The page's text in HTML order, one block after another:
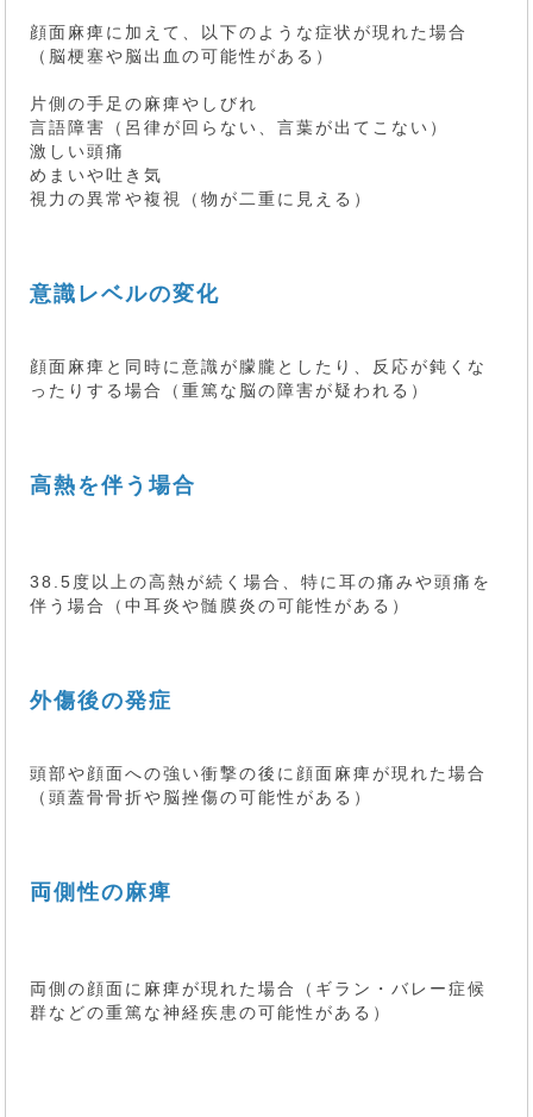
顔面麻痺に加えて、以下のような症状が現れた場合
（脳梗塞や脳出血の可能性がある）
片側の手足の麻痺やしびれ
言語障害（呂律が回らない、言葉が出てこない）
激しい頭痛
めまいや吐き気
視力の異常や複視（物が二重に見える）
意識レベルの変化
顔面麻痺と同時に意識が朦朧としたり、反応が鈍くな
ったりする場合（重篤な脳の障害が疑われる）
高熱を伴う場合
38.5度以上の高熱が続く場合、特に耳の痛みや頭痛を
伴う場合（中耳炎や髄膜炎の可能性がある）
外傷後の発症
頭部や顔面への強い衝撃の後に顔面麻痺が現れた場合
（頭蓋骨骨折や脳挫傷の可能性がある）
両側性の麻痺
両側の顔面に麻痺が現れた場合（ギラン・バレー症候
群などの重篤な神経疾患の可能性がある）